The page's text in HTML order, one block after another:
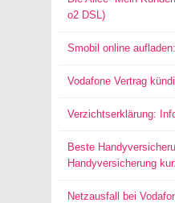
o2 DSL)
Smobil online
Vodafone Vertrag
Verzichtserklärung:
Beste
Handyversicherung
Netzausfall bei